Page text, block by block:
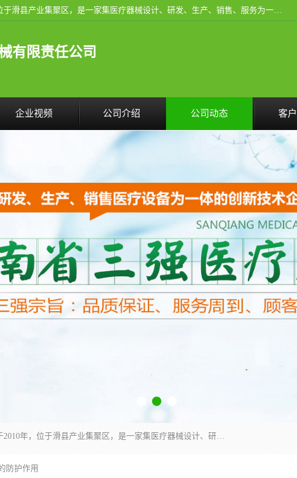
河南省三强医疗器械有限责任公司成立于2010年，位于滑县产业集聚区，是一家集医疗器械设计、研发、生产、销售、服务为一体的现代化高新技术企业。企业园区占地11.8万余平方米，设计建筑面积约13万平方米，总投资约5亿元，主要产品涵盖了清洗灭菌设备、消毒供应室整体配套方案、净化装修、洗消追溯系统、婴儿洗浴系统、物流仓储系统等6大板块。
有限责任公司
企业视频 公司介绍 公司动态 客
河南省三强医疗器械有限责任公司成立于2010年，位于滑县产业集聚区，是一家集医疗器械设计、研发、生产、销售、服务为一体的现代化高新技术企业。企业园区占地11.8万余平方米，设计建筑面积约13万平方米，总投资约5亿元，主要产品涵盖了清洗灭菌设备、消毒供应室整体配套方案、净化装修、洗消追溯系统、婴儿洗浴系统、物流仓储系统等6大板块。
防护作用